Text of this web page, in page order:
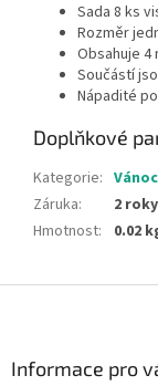
Sada 8 ks
Rozměr
Obsahuje
Součástí
Nápadité
Doplňkové
Kategorie:
Záruka:
2 roky
Hmotnost: 0.02
Informace pro